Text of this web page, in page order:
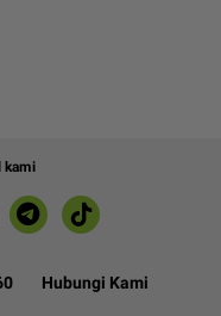
kami
Hubungi Kami